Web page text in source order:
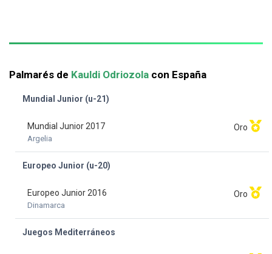
Palmarés de Kauldi Odriozola con España
Mundial Junior (u-21)
Mundial Junior 2017
Argelia
Oro
Europeo Junior (u-20)
Europeo Junior 2016
Dinamarca
Oro
Juegos Mediterráneos